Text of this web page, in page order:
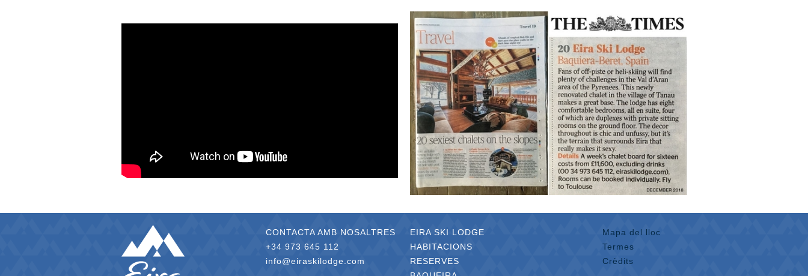
CONTACTA AMB NOSALTRES
+34 973 645 112
info@eiraskilodge.com
EIRA SKI LODGE
HABITACIONS
RESERVES
Mapa del lloc
Termes
Crèdits